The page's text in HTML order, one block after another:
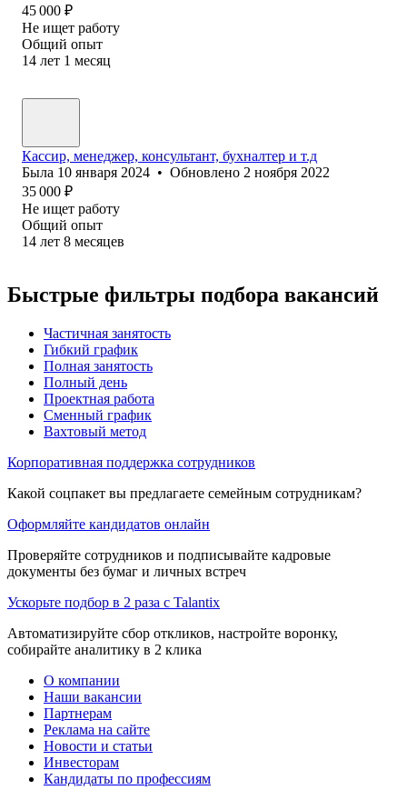
45 000 ₽
Не ищет работу
Общий опыт
14 лет 1 месяц
Кассир, менеджер, консультант, бухналтер и т.д
Была 10 января 2024 • Обновлено 2 ноября 2022
35 000 ₽
Не ищет работу
Общий опыт
14 лет 8 месяцев
Быстрые фильтры подбора вакансий
Частичная занятость
Гибкий график
Полная занятость
Полный день
Проектная работа
Сменный график
Вахтовый метод
Корпоративная поддержка сотрудников
Какой соцпакет вы предлагаете семейным сотрудникам?
Оформляйте кандидатов онлайн
Проверяйте сотрудников и подписывайте кадровые
документы без бумаг и личных встреч
Ускорьте подбор в 2 раза с Talantix
Автоматизируйте сбор откликов, настройте воронку,
собирайте аналитику в 2 клика
О компании
Наши вакансии
Партнерам
Реклама на сайте
Новости и статьи
Инвесторам
Кандидаты по профессиям